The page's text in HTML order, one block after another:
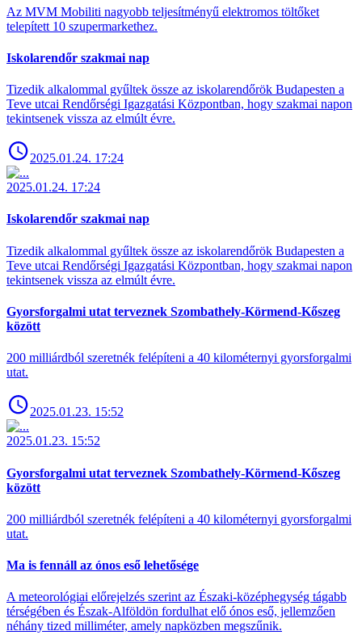
Az MVM Mobiliti nagyobb teljesítményű elektromos töltőket
telepített 10 szupermarkethez.
Iskolarendőr szakmai nap
Tizedik alkalommal gyűltek össze az iskolarendőrök Budapesten a
Teve utcai Rendőrségi Igazgatási Központban, hogy szakmai napon
tekintsenek vissza az elmúlt évre.
2025.01.24. 17:24
2025.01.24. 17:24
Iskolarendőr szakmai nap
Tizedik alkalommal gyűltek össze az iskolarendőrök Budapesten a
Teve utcai Rendőrségi Igazgatási Központban, hogy szakmai napon
tekintsenek vissza az elmúlt évre.
Gyorsforgalmi utat terveznek Szombathely-Körmend-Kőszeg
között
200 milliárdból szeretnék felépíteni a 40 kilométernyi gyorsforgalmi
utat.
2025.01.23. 15:52
2025.01.23. 15:52
Gyorsforgalmi utat terveznek Szombathely-Körmend-Kőszeg
között
200 milliárdból szeretnék felépíteni a 40 kilométernyi gyorsforgalmi
utat.
Ma is fennáll az ónos eső lehetősége
A meteorológiai előrejelzés szerint az Északi-középhegység tágabb
térségében és Észak-Alföldön fordulhat elő ónos eső, jellemzően
néhány tized milliméter, amely napközben megszűnik.